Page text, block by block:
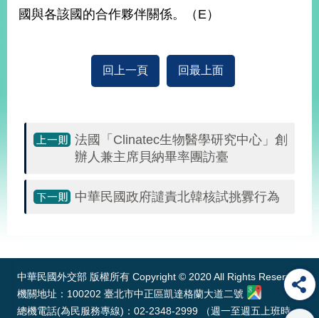
政
府
資
料
開
放
國與各該國的合作夥伴關係。（E）
回上一頁 回最上面
法國「Clinatec生物醫學研究中心」創
辦人兼主席貝納畢率團訪臺
中華民國政府譴責北韓核試挑釁行為
中華民國外交部 版權所有 Copyright © 2020 All Rights Reserved
機關地址：100202 臺北市中正區凱達格蘭大道二號
總機電話(為民服務專線)：02-2348-2999 （週一至週五上班時